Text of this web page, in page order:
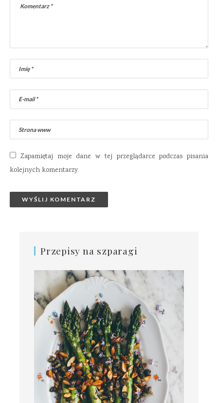
Zapamiętaj moje dane w tej przeglądarce podczas pisania
kolejnych komentarzy.
Przepisy na szparagi